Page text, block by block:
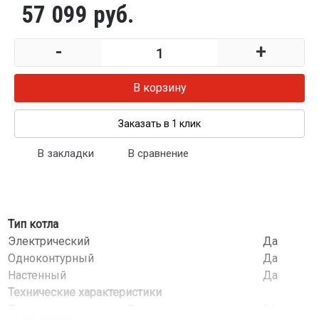
57 099 руб.
- +
В корзину
Заказать в 1 клик
В закладки В сравнение
Тип котла
Электрический
Да
Одноконтурный
Да
Настенный
Да
Технические характеристики
Полезная мощность, кВт